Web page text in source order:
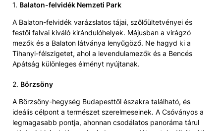
1. Balaton-felvidék Nemzeti Park
A Balaton-felvidék varázslatos tájai, szőlőültetvényei és
festői falvai kiváló kirándulóhelyek. Májusban a virágzó
mezők és a Balaton látványa lenyűgöző. Ne hagyd ki a
Tihanyi-félszigetet, ahol a levendulamezők és a Bencés
Apátság különleges élményt nyújtanak.
2. Börzsöny
A Börzsöny-hegység Budapesttől északra található, és
ideális célpont a természet szerelmeseinek. A Csóványos a
legmagasabb pontja, ahonnan csodálatos panoráma tárul